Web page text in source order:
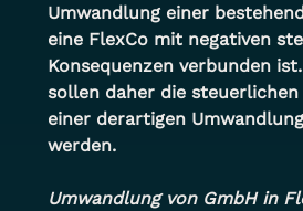
Umwandlung einer
eine FlexCo mit negativen
Konsequenzen verbunden
sollen daher die steuerlichen
einer derartigen
werden.
Umwandlung von GmbH in